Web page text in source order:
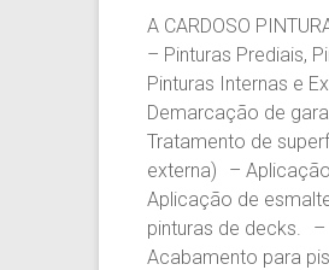
A CARDOSO
– Pinturas Prediais,
Pinturas Internas e
Demarcação de
Tratamento de
externa) –
Aplicação de
pinturas de decks. –
Acabamento para